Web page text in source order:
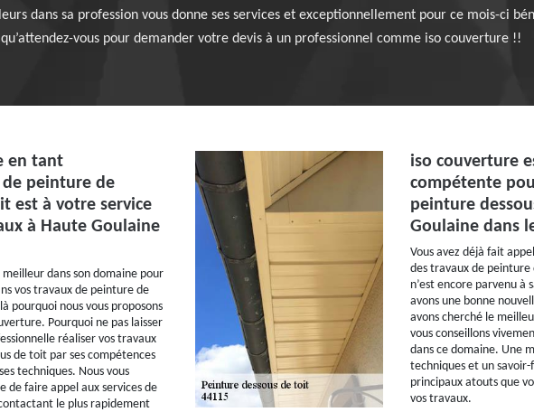
dans sa profession vous donne ses services et exceptionnellement pour ce mois-ci
vous pour demander votre devis à un professionnel comme iso couverture !!
en tant
peinture de
est à votre service
à Haute Goulaine
meilleur dans son domaine pour
vos travaux de peinture de
pourquoi nous vous proposons
Pourquoi ne pas laisser
réaliser vos travaux
de toit par ses compétences
techniques. Nous vous
de faire appel aux services de
le plus rapidement
iso couverture
compétente
peinture
Goulaine dans
Vous avez déjà fait
des travaux de peinture
n’est encore parvenu à
avons une bonne
avons cherché le
vous conseillons
dans ce domaine. Une
techniques et un
principaux atouts que
vos travaux.